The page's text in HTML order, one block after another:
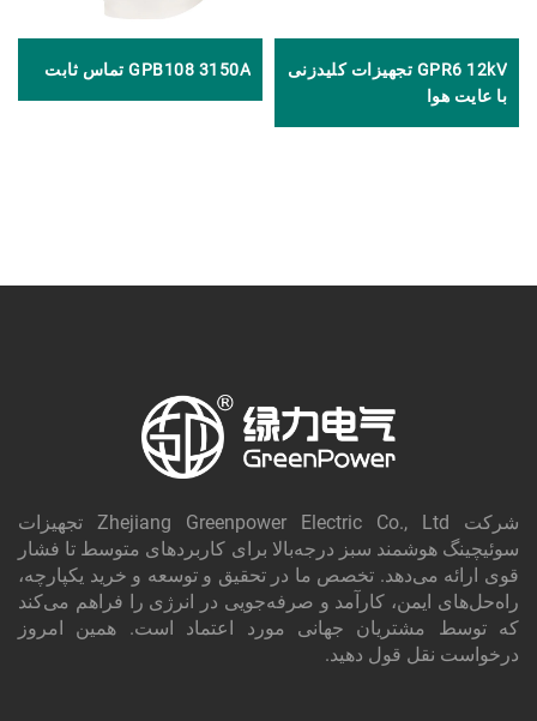
GPR6 12kV تجهیزات کلیدزنی
با عایت هوا
GPB108 3150A تماس ثابت
شرکت Zhejiang Greenpower Electric Co., Ltd تجهیزات
سوئیچینگ هوشمند سبز درجه‌بالا برای کاربردهای متوسط تا فشار
قوی ارائه می‌دهد. تخصص ما در تحقیق و توسعه و خرید یکپارچه،
راه‌حل‌های ایمن، کارآمد و صرفه‌جویی در انرژی را فراهم می‌کند
که توسط مشتریان جهانی مورد اعتماد است. همین امروز
درخواست نقل قول دهید.